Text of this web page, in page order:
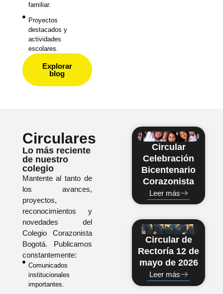
familiar.
Proyectos
destacados y
actividades
escolares.
Explorar
blog
Circulares
Lo más reciente
de nuestro
colegio
Mantente al tanto de
los avances,
proyectos,
reconocimientos y
novedades del
Colegio Corazonista
Bogotá. Publicamos
constantemente:
Comunicados
institucionales
importantes.
Circular
Celebración
Bicentenario
Corazonista
Leer más
Circular de
Rectoría 12 de
mayo de 2026
Leer más